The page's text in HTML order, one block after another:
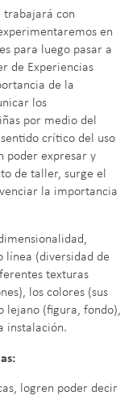
trabajará con
en
para luego pasar a
de Experiencias
de la
los
por medio del
crítico del uso
poder expresar y
de taller, surge el
la importancia
línea (diversidad de
texturas
los colores (sus
lejano (figura, fondo),
instalación.
logren poder decir